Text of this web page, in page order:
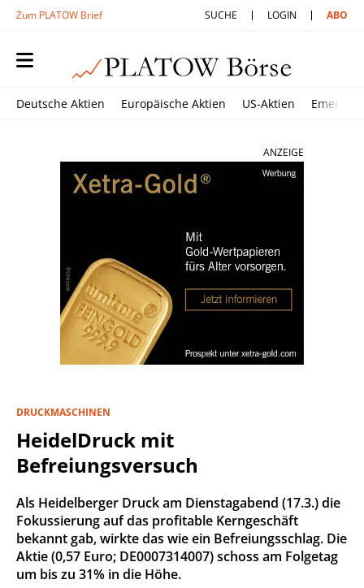
Zum PLATOW Brief SUCHE LOGIN ABO
Deutsche Aktien Europäische Aktien US-Aktien
ANZEIGE
DRUCKMASCHINEN
HeidelDruck mit
Befreiungsversuch
Als Heidelberger Druck am Dienstagabend (17.3.) die
Fokussierung auf das profitable Kerngeschäft
bekannt gab, wirkte das wie ein Befreiungsschlag. Die
Aktie (0,57 Euro; DE0007314007) schoss am Folgetag
um bis zu 31% in die Höhe.